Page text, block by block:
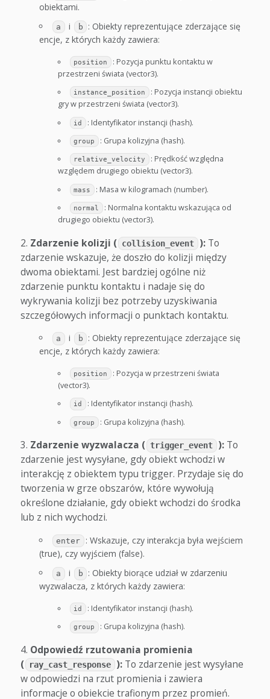
obiektami.
a i b
: Obiekty reprezentujące zderzające się
encje, z których każdy zawiera:
position
: Pozycja punktu kontaktu w
przestrzeni świata (vector3).
instance_position
: Pozycja instancji obiektu
gry w przestrzeni świata (vector3).
id : Identyfikator instancji (hash).
group : Grupa kolizyjna (hash).
relative_velocity
: Prędkość względna
względem drugiego obiektu (vector3).
mass : Masa w kilogramach (number).
normal
: Normalna kontaktu wskazująca od
drugiego obiektu (vector3).
Zdarzenie kolizji ( collision_event ):To
zdarzenie wskazuje, że doszło do kolizji między
dwoma obiektami. Jest bardziej ogólne niż
zdarzenie punktu kontaktu i nadaje się do
wykrywania kolizji bez potrzeby uzyskiwania
szczegółowych informacji o punktach kontaktu.
a i b
: Obiekty reprezentujące zderzające się
encje, z których każdy zawiera:
position
: Pozycja w przestrzeni świata
(vector3).
id : Identyfikator instancji (hash).
group : Grupa kolizyjna (hash).
Zdarzenie wyzwalacza ( trigger_event ):To
zdarzenie jest wysyłane, gdy obiekt wchodzi w
interakcję z obiektem typu trigger. Przydaje się do
tworzenia w grze obszarów, które wywołują
określone działanie, gdy obiekt wchodzi do środka
lub z nich wychodzi.
enter
: Wskazuje, czy interakcja była wejściem
(true), czy wyjściem (false).
a i b
: Obiekty biorące udział w zdarzeniu
wyzwalacza, z których każdy zawiera:
id : Identyfikator instancji (hash).
group : Grupa kolizyjna (hash).
Odpowiedź rzutowania promienia
(
ray_cast_response ):To zdarzenie jest wysyłane
w odpowiedzi na rzut promienia i zawiera
informacje o obiekcie trafionym przez promień.